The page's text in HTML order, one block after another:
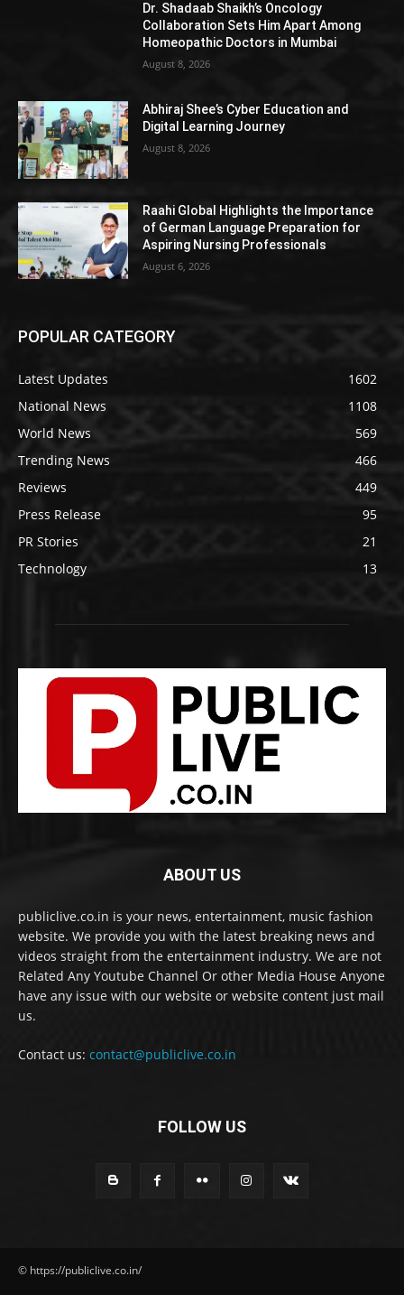
Dr. Shadaab Shaikh’s Oncology
Collaboration Sets Him Apart Among
Homeopathic Doctors in Mumbai
August 8, 2026
Abhiraj Shee’s Cyber Education and
Digital Learning Journey
August 8, 2026
Raahi Global Highlights the Importance
of German Language Preparation for
Aspiring Nursing Professionals
August 6, 2026
POPULAR CATEGORY
Latest Updates
1602
National News
1108
World News
569
Trending News
466
Reviews
449
Press Release
95
PR Stories
21
Technology
13
ABOUT US
publiclive.co.in is your news, entertainment, music fashion
website. We provide you with the latest breaking news and
videos straight from the entertainment industry. We are not
Related Any Youtube Channel Or other Media House Anyone
have any issue with our website or website content just mail
us.
Contact us: contact@publiclive.co.in
FOLLOW US
© https://publiclive.co.in/